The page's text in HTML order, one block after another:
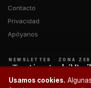
Contacto
Privacidad
Apóyanos
© 2026 Zona Zero
Usamos cookies.
NEWSLETTER · ZONA
¿Te está gustando?
correo.